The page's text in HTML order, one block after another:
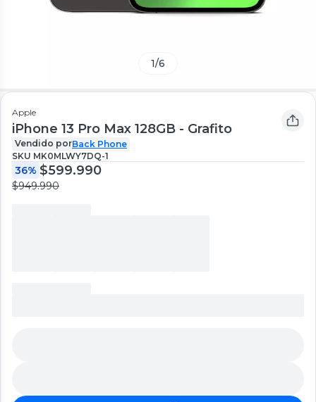
1/6
Apple
iPhone 13 Pro Max 128GB - Grafito
Vendido porBack Phone
SKU MK0MLWY7DQ-1
36% $599.990
$949.990